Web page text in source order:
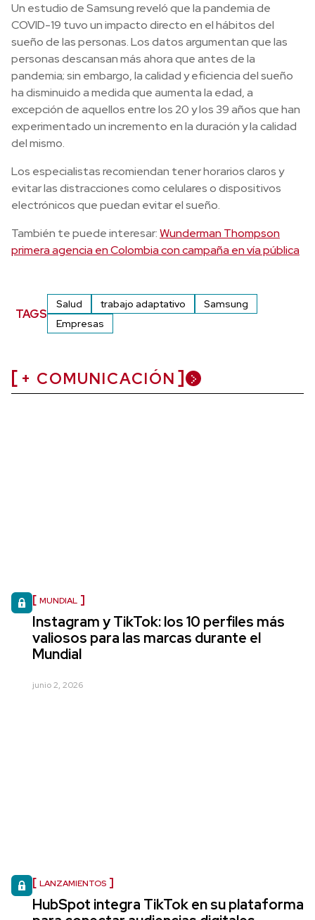
Un estudio de Samsung reveló que la pandemia de
COVID-19 tuvo un impacto directo en el hábitos del
sueño de las personas. Los datos argumentan que las
personas descansan más ahora que antes de la
pandemia; sin embargo, la calidad y eficiencia del sueño
ha disminuido a medida que aumenta la edad, a
excepción de aquellos entre los 20 y los 39 años que han
experimentado un incremento en la duración y la calidad
del mismo.
Los especialistas recomiendan tener horarios claros y
evitar las distracciones como celulares o dispositivos
electrónicos que puedan evitar el sueño.
También te puede interesar:Wunderman Thompson
primera agencia en Colombia con campaña en vía pública
TAGS
Salud trabajo adaptativo
Samsung
Empresas
+ COMUNICACIÓN
MUNDIAL
Instagram y TikTok: los 10 perfiles más
valiosos para las marcas durante el
Mundial
junio 2, 2026
LANZAMIENTOS
HubSpot integra TikTok en su plataforma